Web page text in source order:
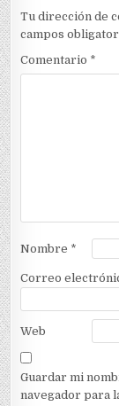
Tu dirección de
campos
Comentario *
Nombre *
Correo
Web
Guardar mi
navegador para